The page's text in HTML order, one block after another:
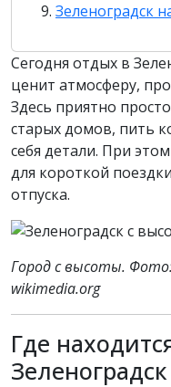
Зеленоградск
Сегодня отдых в
ценит атмосферу,
Здесь приятно
старых домов, пить
себя детали. При
для короткой
отпуска.
Город с высоты.
wikimedia.org
Где
Зеленоградск